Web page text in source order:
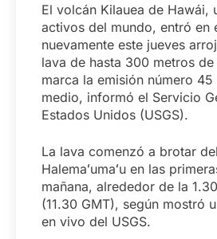
El volcán Kilauea de Hawái,
activos del mundo, entró en
nuevamente este jueves
lava de hasta 300 metros
marca la emisión número
medio, informó el Servicio
Estados Unidos (USGS).
La lava comenzó a brotar
Halemaʻumaʻu en las
mañana, alrededor de la
(11.30 GMT), según mostró
en vivo del USGS.